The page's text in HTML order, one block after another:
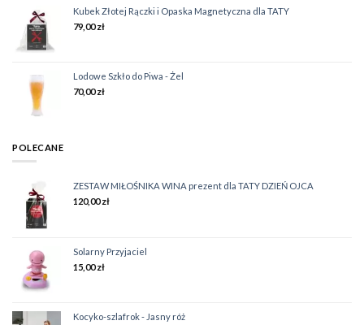
Kubek Złotej Rączki i Opaska Magnetyczna dla TATY
79,00zł
Lodowe Szkło do Piwa - Żel
70,00zł
POLECANE
ZESTAW MIŁOŚNIKA WINA prezent dla TATY DZIEŃ OJCA
120,00zł
Solarny Przyjaciel
15,00zł
Kocyko-szlafrok - Jasny róż